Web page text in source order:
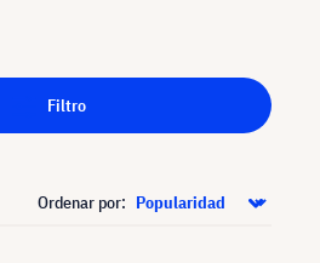
Filtro
Ordenar por: